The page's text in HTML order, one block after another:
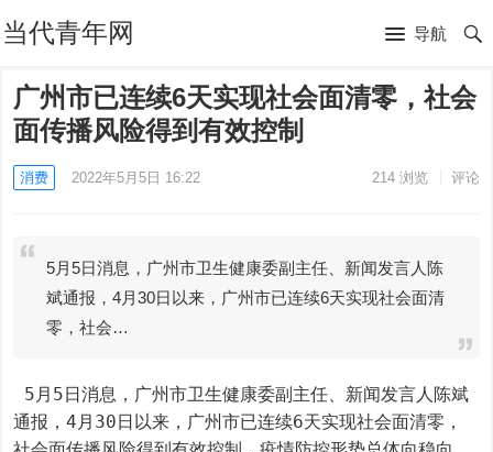
当代青年网 导航
广州市已连续6天实现社会面清零，社会
面传播风险得到有效控制
消费 2022年5月5日 16:22 214浏览 评论
5月5日消息，广州市卫生健康委副主任、新闻发言人陈
斌通报，4月30日以来，广州市已连续6天实现社会面清
零，社会…
通报，4月30日以来，广州市已连续6天实现社会面清零，